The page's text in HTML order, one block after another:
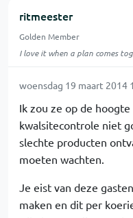
ritmeester
Golden Member
I love it when a plan comes
woensdag 19 maart 2014
Ik zou ze op de
kwalsitecontrole niet
slechte producten
moeten wachten.
Je eist van deze
maken en dit per